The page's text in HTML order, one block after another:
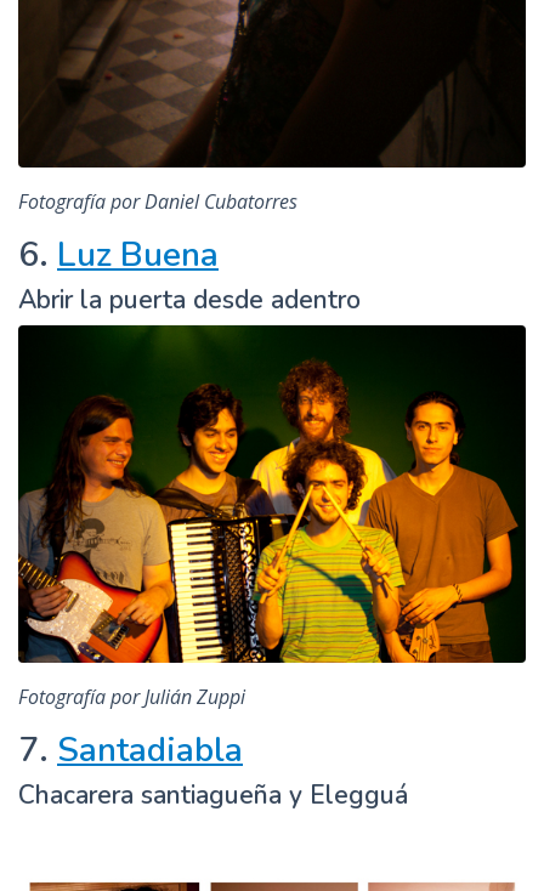
Fotografía por Daniel Cubatorres
6. Luz Buena
Abrir la puerta desde adentro
Fotografía por Julián Zuppi
7. Santadiabla
Chacarera santiagueña y Elegguá